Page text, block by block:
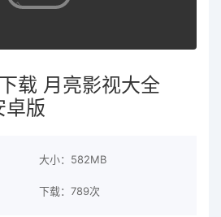
载 月亮影视大全
卓版
大小：582MB
下载：789次